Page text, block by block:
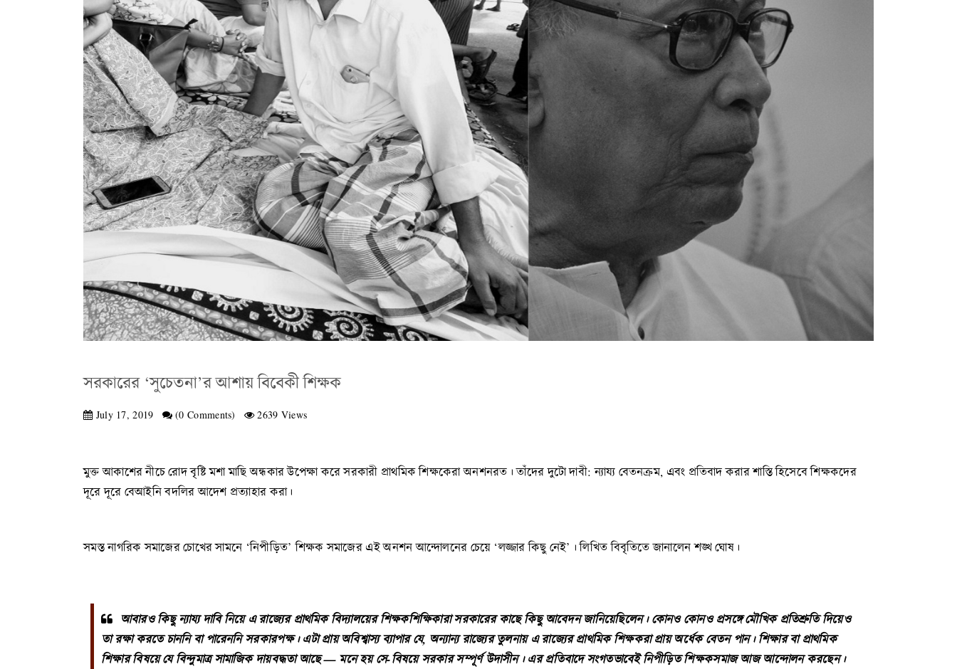
সরকারের ‘সুচেতনা’র আশায় বিবেকী শিক্ষক
July 17, 2019 (0 Comments) 2639 Views
মুক্ত আকাশের নীচে রোদ বৃষ্টি মশা মাছি অন্ধকার উপেক্ষা করে সরকারী প্রাথমিক শিক্ষকেরা অনশনরত। তাঁদের দুটো দাবী: ন্যায্য বেতনক্রম, এবং প্রতিবাদ করার শাস্তি হিসেবে শিক্ষকদের
দূরে দূরে বেআইনি বদলির আদেশ প্রত্যাহার করা।
সমস্ত নাগরিক সমাজের চোখের সামনে ‘নিপীড়িত’ শিক্ষক সমাজের এই অনশন আন্দোলনের চেয়ে ‘লজ্জার কিছু নেই’। লিখিত বিবৃতিতে জানালেন শঙ্খ ঘোষ।
আবারও কিছু ন্যায্য দাবি নিয়ে এ রাজ্যের প্রাথমিক বিদ্যালয়ের শিক্ষকশিক্ষিকারা সরকারের কাছে কিছু আবেদন জানিয়েছিলেন। কোনও কোনও প্রসঙ্গে মৌখিক প্রতিশ্রুতি দিয়েও
তা রক্ষা করতে চাননি বা পারেননি সরকারপক্ষ। এটা প্রায় অবিশ্বাস্য ব্যাপার যে, অন্যান্য রাজ্যের তুলনায় এ রাজ্যের প্রাথমিক শিক্ষকরা প্রায় অর্ধেক বেতন পান। শিক্ষার বা প্রাথমিক
শিক্ষার বিষয়ে যে বিন্দুমাত্র সামাজিক দায়বদ্ধতা আছে — মনে হয় সে-বিষয়ে সরকার সম্পূর্ণ উদাসীন। এর প্রতিবাদে সংগতভাবেই নিপীড়িত শিক্ষকসমাজ আজ আন্দোলন করছেন।